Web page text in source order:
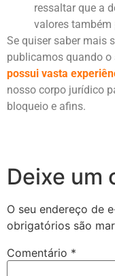
ressaltar que a
valores também
Se quiser saber mais
publicamos quando
possui vasta
nosso corpo jurídico
bloqueio e afins.
Deixe um
O seu endereço de
obrigatórios são
Comentário *